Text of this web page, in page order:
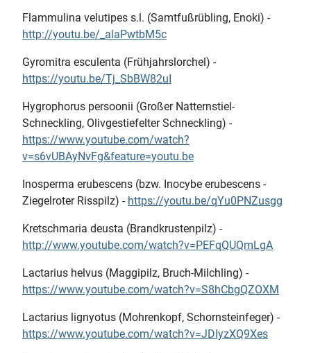
Flammulina velutipes s.l. (Samtfußrübling, Enoki) -
http://youtu.be/_alaPwtbM5c
Gyromitra esculenta (Frühjahrslorchel) -
https://youtu.be/Tj_SbBW82uI
Hygrophorus persoonii (Großer Natternstiel-
Schneckling, Olivgestiefelter Schneckling) -
https://www.youtube.com/watch?
v=s6vUBAyNvFg&feature=youtu.be
Inosperma erubescens (bzw. Inocybe erubescens -
Ziegelroter Risspilz) - https://youtu.be/qYu0PNZusgg
Kretschmaria deusta (Brandkrustenpilz) -
http://www.youtube.com/watch?v=PEFqQUQmLgA
Lactarius helvus (Maggipilz, Bruch-Milchling) -
https://www.youtube.com/watch?v=S8hCbgQZOXM
Lactarius lignyotus (Mohrenkopf, Schornsteinfeger) -
https://www.youtube.com/watch?v=JDIyzXQ9Xes